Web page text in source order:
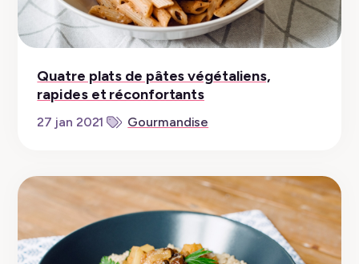
Quatre plats de pâtes végétaliens,
rapides et réconfortants
27 jan 2021 Gourmandise